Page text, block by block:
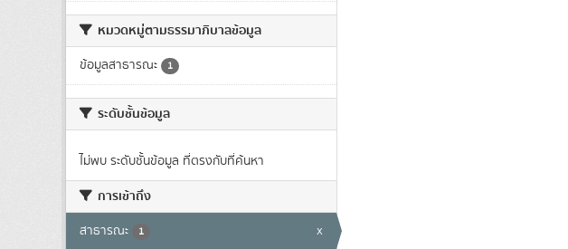
หมวดหมู่ตามธรรมาภิบาลข้อมูล
ข้อมูลสาธารณะ 1
ระดับชั้นข้อมูล
ไม่พบ ระดับชั้นข้อมูล ที่ตรงกับที่ค้นหา
การเข้าถึง
สาธารณะ 1 x